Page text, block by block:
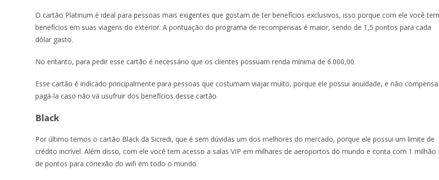
O cartão Platinum é ideal para pessoas mais exigentes que gostam de ter benefícios exclusivos, isso porque com ele você tem
benefícios em suas viagens do exterior. A pontuação do programa de recompensas é maior, sendo de 1,5 pontos para cada
dólar gasto.
No entanto, para pedir esse cartão é necessário que os clientes possuam renda mínima de 6.000,00.
Esse cartão é indicado principalmente para pessoas que costumam viajar muito, porque ele possui anuidade, e não compensa
pagá-la caso não vá usufruir dos benefícios desse cartão.
Black
Por último temos o cartão Black da Sicredi, que é sem dúvidas um dos melhores do mercado, porque ele possui um limite de
crédito incrível. Além disso, com ele você tem acesso a salas VIP em milhares de aeroportos do mundo e conta com 1 milhão
de pontos para conexão do wifi em todo o mundo.